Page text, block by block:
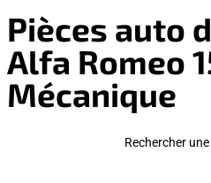
Pièces auto
Alfa Romeo
Mécanique
Rechercher